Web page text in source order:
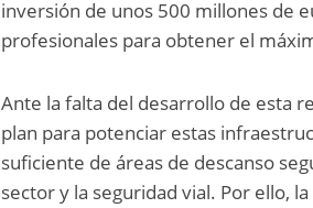
inversión de unos 500 millones de
profesionales para obtener el
Ante la falta del desarrollo de esta
plan para potenciar estas
suficiente de áreas de descanso
sector y la seguridad vial. Por ello,